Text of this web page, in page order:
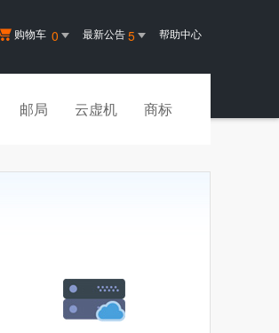
购物车 0 最新公告5 帮助中心
邮局 云虚机 商标